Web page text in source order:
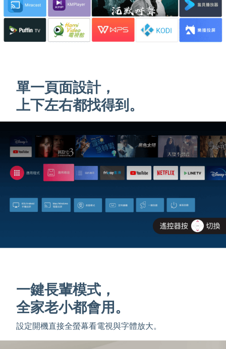
單一頁面設計，
上下左右都找得到。
一鍵長輩模式，
全家老小都會用。
設定開機直接全螢幕看電視與字體放大。